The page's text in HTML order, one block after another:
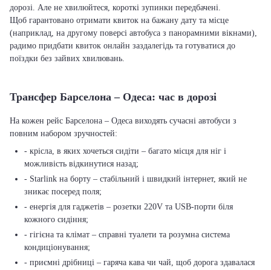
дорозі. Але не хвилюйтеся, короткі зупинки передбачені.
Щоб гарантовано отримати квиток на бажану дату та місце
(наприклад, на другому поверсі автобуса з панорамними вікнами),
радимо придбати квиток онлайн заздалегідь та готуватися до
поїздки без зайвих хвилювань.
Трансфер Барселона – Одеса: час в дорозі
На кожен рейс Барселона – Одеса виходять сучасні автобуси з
повним набором зручностей:
- крісла, в яких хочеться сидіти – багато місця для ніг і
можливість відкинутися назад;
- Starlink на борту – стабільний і швидкий інтернет, який не
зникає посеред поля;
- енергія для гаджетів – розетки 220V та USB-порти біля
кожного сидіння;
- гігієна та клімат – справні туалети та розумна система
кондиціонування;
- приємні дрібниці – гаряча кава чи чай, щоб дорога здавалася